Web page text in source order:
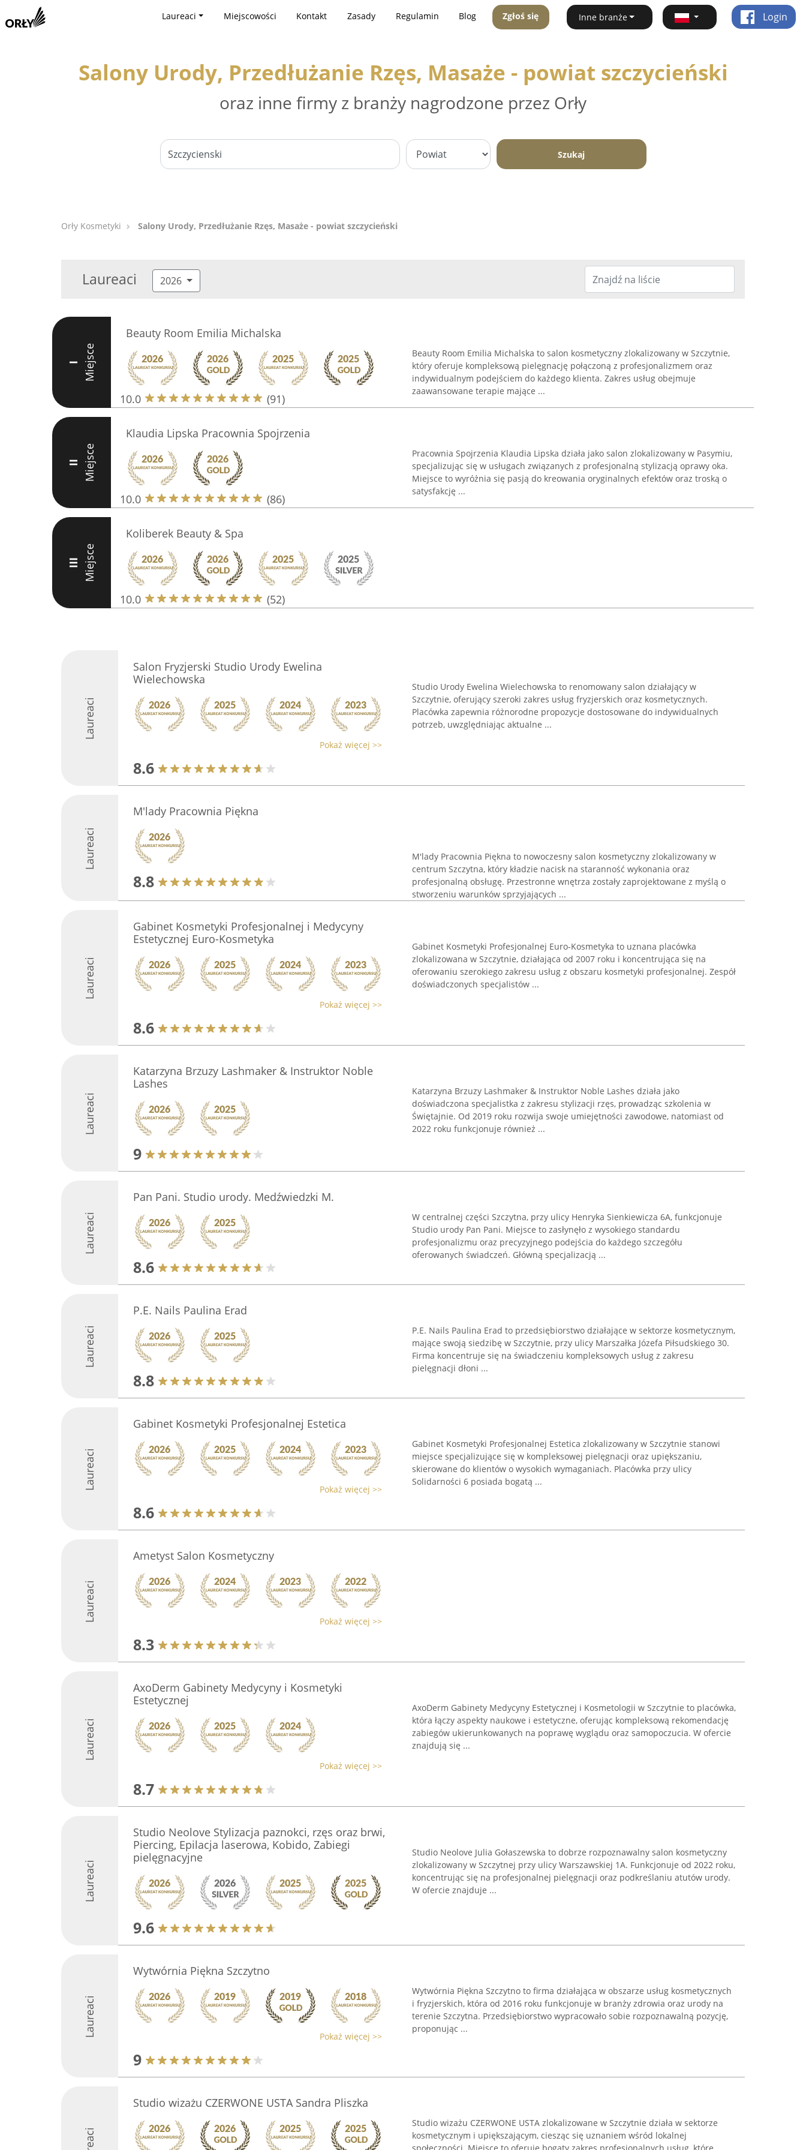
Laureaci Miejscowości Kontakt Zasady Regulamin Blog Zgłoś się Inne branże Login
Salony Urody, Przedłużanie Rzęs, Masaże - powiat szczycieński
oraz inne firmy z branży nagrodzone przez Orły
Szukaj
Orły Kosmetyki Salony Urody, Przedłużanie Rzęs, Masaże - powiat szczycieński
Laureaci 2026
I Miejsce
Beauty Room Emilia Michalska
10.0 (91)
Beauty Room Emilia Michalska to salon kosmetyczny zlokalizowany w Szczytnie,
który oferuje kompleksową pielęgnację połączoną z profesjonalizmem oraz
indywidualnym podejściem do każdego klienta. Zakres usług obejmuje
zaawansowane terapie mające ...
II Miejsce
Klaudia Lipska Pracownia Spojrzenia
10.0 (86)
Pracownia Spojrzenia Klaudia Lipska działa jako salon zlokalizowany w Pasymiu,
specjalizując się w usługach związanych z profesjonalną stylizacją oprawy oka.
Miejsce to wyróżnia się pasją do kreowania oryginalnych efektów oraz troską o
satysfakcję ...
III Miejsce
Koliberek Beauty & Spa
10.0 (52)
Laureaci
Salon Fryzjerski Studio Urody Ewelina
Wielechowska
Pokaż więcej >>
8.6
Studio Urody Ewelina Wielechowska to renomowany salon działający w
Szczytnie, oferujący szeroki zakres usług fryzjerskich oraz kosmetycznych.
Placówka zapewnia różnorodne propozycje dostosowane do indywidualnych
potrzeb, uwzględniając aktualne ...
Laureaci
M'lady Pracownia Piękna
8.8
M'lady Pracownia Piękna to nowoczesny salon kosmetyczny zlokalizowany w
centrum Szczytna, który kładzie nacisk na staranność wykonania oraz
profesjonalną obsługę. Przestronne wnętrza zostały zaprojektowane z myślą o
stworzeniu warunków sprzyjających ...
Laureaci
Gabinet Kosmetyki Profesjonalnej i Medycyny
Estetycznej Euro-Kosmetyka
Pokaż więcej >>
8.6
Gabinet Kosmetyki Profesjonalnej Euro-Kosmetyka to uznana placówka
zlokalizowana w Szczytnie, działająca od 2007 roku i koncentrująca się na
oferowaniu szerokiego zakresu usług z obszaru kosmetyki profesjonalnej. Zespół
doświadczonych specjalistów ...
Laureaci
Katarzyna Brzuzy Lashmaker & Instruktor Noble
Lashes
9
Katarzyna Brzuzy Lashmaker & Instruktor Noble Lashes działa jako
doświadczona specjalistka z zakresu stylizacji rzęs, prowadząc szkolenia w
Świętajnie. Od 2019 roku rozwija swoje umiejętności zawodowe, natomiast od
2022 roku funkcjonuje również ...
Laureaci
Pan Pani. Studio urody. Medźwiedzki M.
8.6
W centralnej części Szczytna, przy ulicy Henryka Sienkiewicza 6A, funkcjonuje
Studio urody Pan Pani. Miejsce to zasłynęło z wysokiego standardu
profesjonalizmu oraz precyzyjnego podejścia do każdego szczegółu
oferowanych świadczeń. Główną specjalizacją ...
Laureaci
P.E. Nails Paulina Erad
8.8
P.E. Nails Paulina Erad to przedsiębiorstwo działające w sektorze kosmetycznym,
mające swoją siedzibę w Szczytnie, przy ulicy Marszałka Józefa Piłsudskiego 30.
Firma koncentruje się na świadczeniu kompleksowych usług z zakresu
pielęgnacji dłoni ...
Laureaci
Gabinet Kosmetyki Profesjonalnej Estetica
Pokaż więcej >>
8.6
Gabinet Kosmetyki Profesjonalnej Estetica zlokalizowany w Szczytnie stanowi
miejsce specjalizujące się w kompleksowej pielęgnacji oraz upiększaniu,
skierowane do klientów o wysokich wymaganiach. Placówka przy ulicy
Solidarności 6 posiada bogatą ...
Laureaci
Ametyst Salon Kosmetyczny
Pokaż więcej >>
8.3
Laureaci
AxoDerm Gabinety Medycyny i Kosmetyki
Estetycznej
Pokaż więcej >>
8.7
AxoDerm Gabinety Medycyny Estetycznej i Kosmetologii w Szczytnie to placówka,
która łączy aspekty naukowe i estetyczne, oferując kompleksową rekomendację
zabiegów ukierunkowanych na poprawę wyglądu oraz samopoczucia. W ofercie
znajdują się ...
Laureaci
Studio Neolove Stylizacja paznokci, rzęs oraz brwi,
Piercing, Epilacja laserowa, Kobido, Zabiegi
pielęgnacyjne
9.6
Studio Neolove Julia Gołaszewska to dobrze rozpoznawalny salon kosmetyczny
zlokalizowany w Szczytnej przy ulicy Warszawskiej 1A. Funkcjonuje od 2022 roku,
koncentrując się na profesjonalnej pielęgnacji oraz podkreślaniu atutów urody.
W ofercie znajduje ...
Laureaci
Wytwórnia Piękna Szczytno
Pokaż więcej >>
9
Wytwórnia Piękna Szczytno to firma działająca w obszarze usług kosmetycznych
i fryzjerskich, która od 2016 roku funkcjonuje w branży zdrowia oraz urody na
terenie Szczytna. Przedsiębiorstwo wypracowało sobie rozpoznawalną pozycję,
proponując ...
Studio wizażu CZERWONE USTA Sandra Pliszka
Studio wizażu CZERWONE USTA zlokalizowane w Szczytnie działa w sektorze
kosmetycznym i upiększającym, ciesząc się uznaniem wśród lokalnej